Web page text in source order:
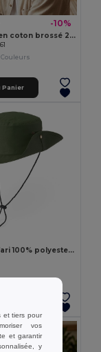
-10%
MONTI Bob en coton brossé 260gr/m²
Couleurs
Panier
Chapeau safari 100% polyester (160 g/m²)
et tiers pour
vos
et garantir
y